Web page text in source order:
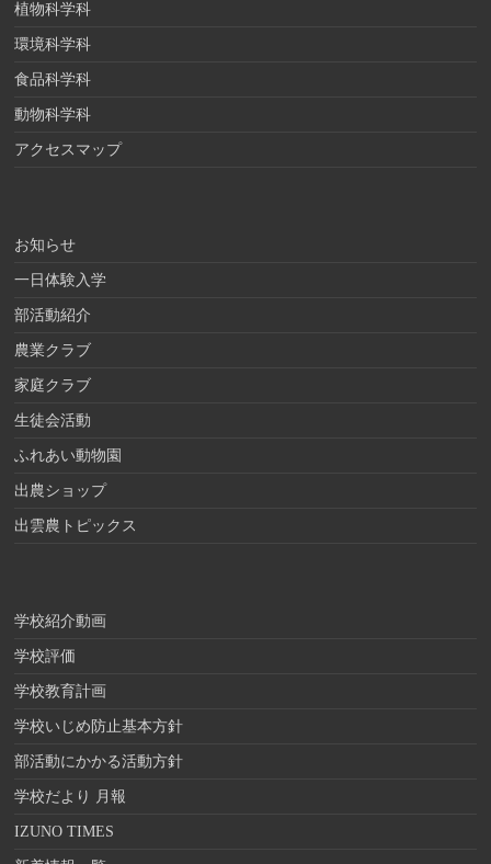
植物科学科
環境科学科
食品科学科
動物科学科
アクセスマップ
お知らせ
一日体験入学
部活動紹介
農業クラブ
家庭クラブ
生徒会活動
ふれあい動物園
出農ショップ
出雲農トピックス
学校紹介動画
学校評価
学校教育計画
学校いじめ防止基本方針
部活動にかかる活動方針
学校だより 月報
IZUNO TIMES